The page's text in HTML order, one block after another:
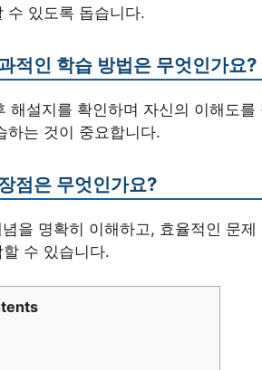
수 있도록 돕습니다.
적인 학습 방법은 무엇인가요?
해설지를 확인하며 자신의 이해도
하는 것이 중요합니다.
점은 무엇인가요?
을 명확히 이해하고, 효율적인 문
수 있습니다.